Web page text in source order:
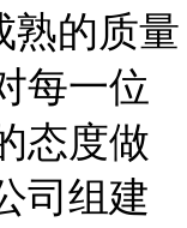
熟的质量
每一位
态度做
司组建